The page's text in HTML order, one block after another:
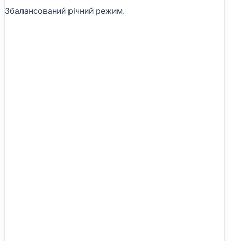
Збалансований річний режим.